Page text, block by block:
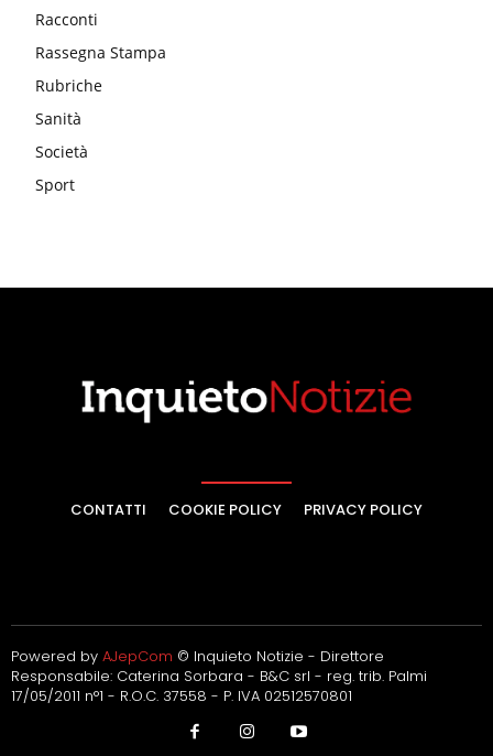
Racconti
Rassegna Stampa
Rubriche
Sanità
Società
Sport
CONTATTI COOKIE POLICY PRIVACY POLICY
Powered by AJepCom © Inquieto Notizie - Direttore
Responsabile: Caterina Sorbara - B&C srl - reg. trib. Palmi
17/05/2011 n°1 - R.O.C. 37558 - P. IVA 02512570801